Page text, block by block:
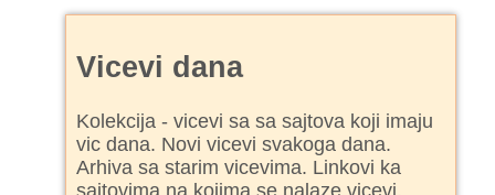
Vicevi dana
Kolekcija - vicevi sa sa sajtova koji imaju
vic dana. Novi vicevi svakoga dana.
Arhiva sa starim vicevima. Linkovi ka
sajtovima na kojima se nalaze vicevi.